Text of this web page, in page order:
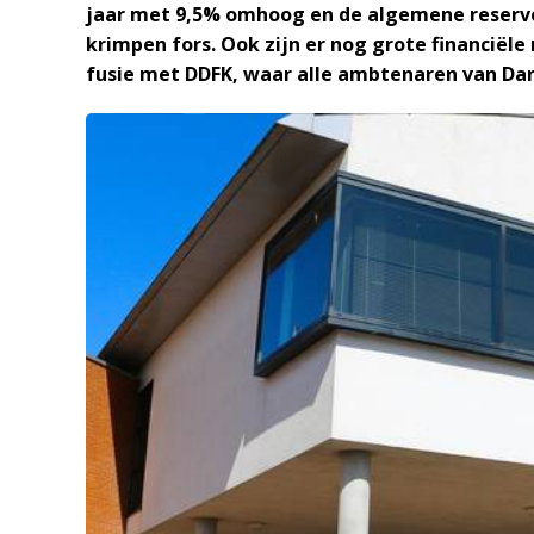
jaar met 9,5% omhoog en de algemene
krimpen fors. Ook zijn er nog grote financiële
fusie met DDFK, waar alle ambtenaren van